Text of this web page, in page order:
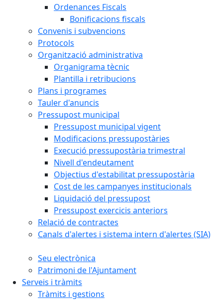
Ordenances Fiscals
Bonificacions fiscals
Convenis i subvencions
Protocols
Organització administrativa
Organigrama tècnic
Plantilla i retribucions
Plans i programes
Tauler d'anuncis
Pressupost municipal
Pressupost municipal vigent
Modificacions pressupostàries
Execució pressupostària trimestral
Nivell d'endeutament
Objectius d'estabilitat pressupostària
Cost de les campanyes institucionals
Liquidació del pressupost
Pressupost exercicis anteriors
Relació de contractes
Canals d'alertes i sistema intern d'alertes (SIA)
Seu electrònica
Patrimoni de l'Ajuntament
Serveis i tràmits
Tràmits i gestions